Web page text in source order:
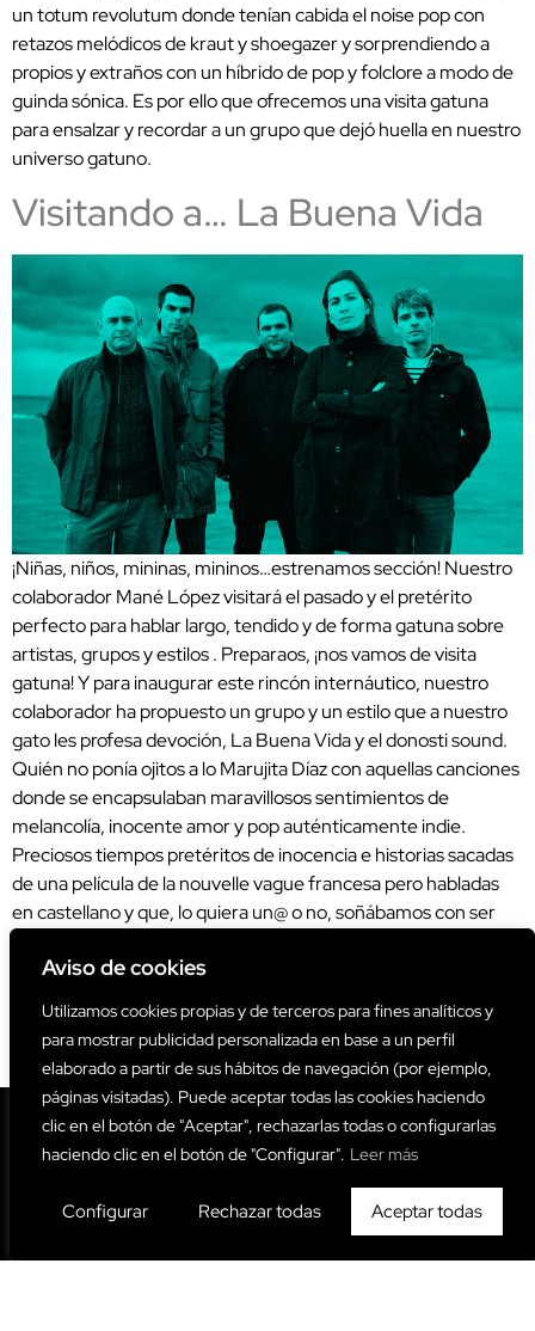
Aviso de cookies
Utilizamos cookies propias y de terceros para fines analíticos y
para mostrar publicidad personalizada en base a un perfil
elaborado a partir de sus hábitos de navegación (por ejemplo,
páginas visitadas). Puede aceptar todas las cookies haciendo
clic en el botón de "Aceptar", rechazarlas todas o configurarlas
haciendo clic en el botón de "Configurar". Leer más
Configurar Rechazar todas Aceptar todas
un totum revolutum donde tenían cabida el noise pop con
retazos melódicos de kraut y shoegazer y sorprendiendo a
propios y extraños con un híbrido de pop y folclore a modo de
guinda sónica. Es por ello que ofrecemos una visita gatuna
para ensalzar y recordar a un grupo que dejó huella en nuestro
universo gatuno.
Visitando a… La Buena Vida
¡Niñas, niños, mininas, mininos…estrenamos sección! Nuestro
colaborador Mané López visitará el pasado y el pretérito
perfecto para hablar largo, tendido y de forma gatuna sobre
artistas, grupos y estilos . Preparaos, ¡nos vamos de visita
gatuna! Y para inaugurar este rincón internáutico, nuestro
colaborador ha propuesto un grupo y un estilo que a nuestro
gato les profesa devoción, La Buena Vida y el donosti sound.
Quién no ponía ojitos a lo Marujita Díaz con aquellas canciones
donde se encapsulaban maravillosos sentimientos de
melancolía, inocente amor y pop auténticamente indie.
Preciosos tiempos pretéritos de inocencia e historias sacadas
de una película de la nouvelle vague francesa pero habladas
en castellano y que, lo quiera un@ o no, soñábamos con ser
colaborador al que, desde una perspectiva fresca y actual,
visita aquellos tiempos del cuplé pop y la sonrisa melancólica.
¡Play y disfruta de la visita placentera y sentimental de una
buena vida!